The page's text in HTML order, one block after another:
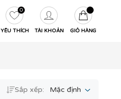
YÊU THÍCH
0
TÀI KHOẢN GIỎ HÀNG
Sắp xếp: Mặc định